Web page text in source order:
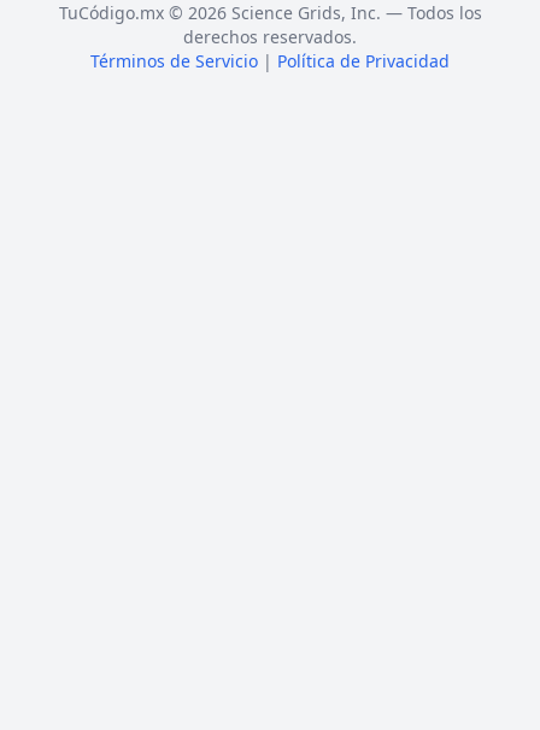
TuCódigo.mx © 2026 Science Grids, Inc. — Todos los
derechos reservados.
Términos de Servicio | Política de Privacidad